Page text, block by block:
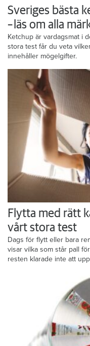
Sveriges bästa
– läs om alla
Ketchup är vardagsmat i
stora test får du veta
innehåller mögelgifter.
Flytta med rätt
vårt stora test
Dags för flytt eller bara
visar vilka som står pall
resten klarade inte att